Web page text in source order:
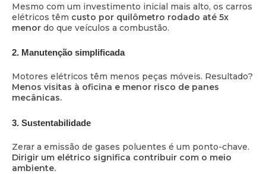
Mesmo com um investimento inicial mais alto, os carros
elétricos têm custo por quilômetro rodado até 5x
menor do que veículos a combustão.
2. Manutenção simplificada
Motores elétricos têm menos peças móveis. Resultado?
Menos visitas à oficina e menor risco de panes
mecânicas.
3. Sustentabilidade
Zerar a emissão de gases poluentes é um ponto-chave.
Dirigir um elétrico significa contribuir com o meio
ambiente.